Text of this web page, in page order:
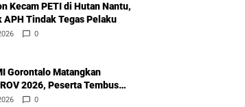
Kecam PETI di Hutan Nantu,
APH Tindak Tegas Pelaku
0
Gorontalo Matangkan
2026, Peserta Tembus
0